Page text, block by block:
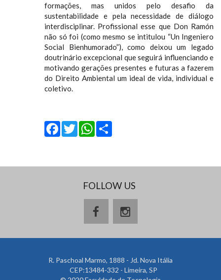
formações, mas unidos pelo desafio da
sustentabilidade e pela necessidade de diálogo
interdisciplinar. Profissional esse que Don Ramón
não só foi (como mesmo se intitulou “Un Ingeniero
Social Bienhumorado”), como deixou um legado
doutrinário excepcional que seguirá influenciando e
motivando gerações presentes e futuras a fazerem
do Direito Ambiental um ideal de vida, individual e
coletivo.
Facebook
Twitter
WhatsApp
FOLLOW US
R. Paschoal Marmo, 1888 - Jd. Nova Itália
CEP:13484-332 - Limeira, SP